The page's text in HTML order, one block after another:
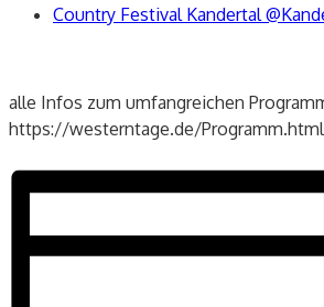
Country Festival Kandertal
alle Infos zum umfangreichen
https://westerntage.de/Programm.html